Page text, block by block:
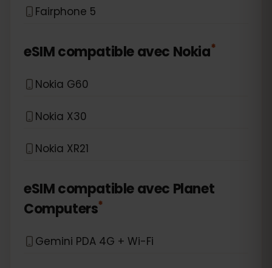
Fairphone 5
eSIM compatible avec Nokia*
Nokia G60
Nokia X30
Nokia XR21
eSIM compatible avec Planet
Computers*
Gemini PDA 4G + Wi-Fi